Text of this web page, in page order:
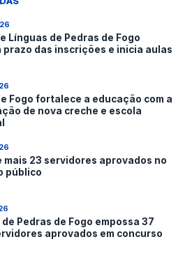
Línguas de Pedras de Fogo
prazo das inscrições e inicia aulas
Fogo fortalece a educação com a
de nova creche e escola
mais 23 servidores aprovados no
público
Pedras de Fogo empossa 37
aprovados em concurso